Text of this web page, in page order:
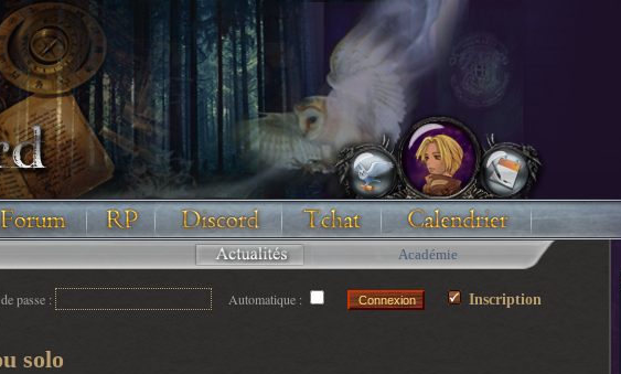
Floodez avec nous ! Académie
passe : Automatique : Inscription
solo